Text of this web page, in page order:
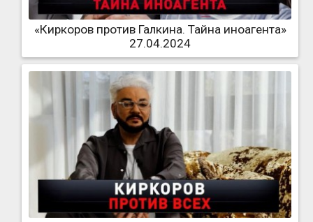
«Киркоров против Галкина. Тайна иноагента»
27.04.2024